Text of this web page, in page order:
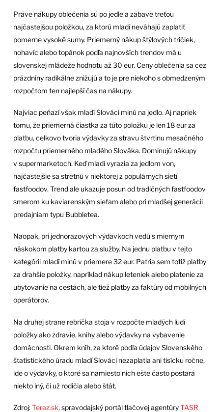
Práve nákupy oblečenia sú po jedle a zábave treťou
najčastejšou položkou, za ktorú mladí neváhajú zaplatiť
pomerne vysoké sumy. Priemerný nákup štýlových tričiek,
nohavíc alebo topánok podľa najnovších trendov má u
slovenskej mládeže hodnotu až 30 eur. Ceny oblečenia sa cez
prázdniny radikálne znižujú a to je pre niekoho s obmedzeným
rozpočtom ten najlepší čas na nákupy.
Najviac peňazí však mladí Slováci minú na jedlo. Aj napriek
tomu, že priemerná čiastka za túto položku je len 18 eur za
platbu, celkovo tvoria výdavky za stravu štvrtinu mesačného
rozpočtu priemerného mladého Slováka. Dominujú nákupy
v supermarketoch. Keď mladí vyrazia za jedlom von,
najčastejšie sa stretnú v niektorej z populárnych sietí
fastfoodov. Trend ale ukazuje posun od tradičných fastfoodov
smerom ku kaviarenským sieťam alebo pri mladšej generácii
predajniam typu Bubbletea.
Naopak, pri jednorazových výdavkoch vedú s miernym
náskokom platby kartou za služby. Na jednu platbu v tejto
kategórii mladí minú v priemere 32 eur. Patria sem totiž platby
za drahšie položky, napríklad nákup leteniek alebo platenie za
ubytovanie na cestách, ale tiež platby za faktúry od mobilných
operátorov.
Na druhej strane rebríčka stoja v rozpočte mladých ľudí
položky ako zdravie, knihy alebo výdavky na vybavenie
domácnosti. Okrem kníh, za ktoré podľa údajov Slovenského
štatistického úradu mladí Slováci nezaplatia ani tisícku ročne,
ide o výdavky, o ktoré sa namiesto nich ešte často postará
niekto iný, či už rodičia alebo štát.
Zdroj:Teraz.sk, spravodajský portál tlačovej agentúryTASR